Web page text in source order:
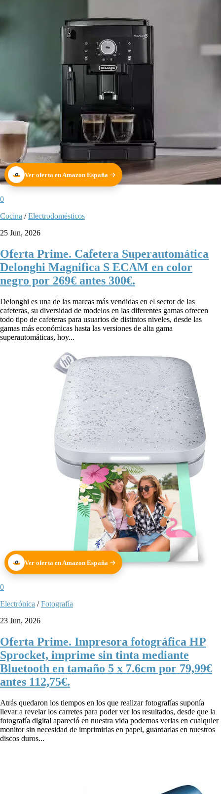
Ver oferta en Amazon España
0
Cocina /Electrodomésticos
25 Jun, 2026
Oferta Prime. Cafetera Superautomática
Delonghi Magnifica S ECAM en color
negro por 269€ antes 300€.
Delonghi es una de las marcas más vendidas en el sector de las
cafeteras, su diversidad de modelos en las diferentes gamas ofrecen
todo tipo de cafeteras para usuarios de distintos niveles, desde las
gamas más económicas hasta las versiones de alta gama
superautomáticas, hoy...
Ver oferta en Amazon España
0
Electrónica /Fotografía
23 Jun, 2026
Oferta Prime. Impresora fotográfica HP
Sprocket, imprime sin tinta mediante
Bluetooth en tamaño 5 x 7.6cm por 79,99€
antes 112,75€.
Atrás quedaron los tiempos en los que realizar fotografías suponía
llevar a revelar los carretes para poder ver los resultados, desde que la
fotografía digital apareció en nuestra vida podemos verlas en cualquier
monitor sin necesidad de imprimirlas en papel, guardarlas en nuestros
discos duros...